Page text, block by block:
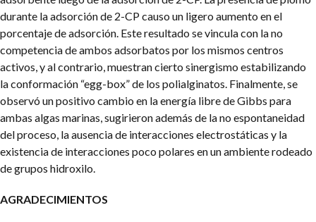
durante la adsorción de 2-CP causo un ligero aumento en el
porcentaje de adsorción. Este resultado se vincula con la no
competencia de ambos adsorbatos por los mismos centros
activos, y al contrario, muestran cierto sinergismo estabilizando
la conformación “egg-box” de los polialginatos. Finalmente, se
observó un positivo cambio en la energía libre de Gibbs para
ambas algas marinas, sugirieron además de la no espontaneidad
del proceso, la ausencia de interacciones electrostáticas y la
existencia de interacciones poco polares en un ambiente rodeado
de grupos hidroxilo.
AGRADECIMIENTOS